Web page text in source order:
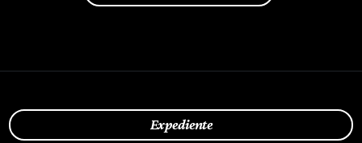
Expediente